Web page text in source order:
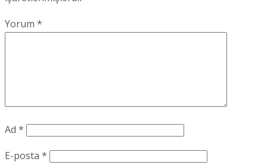
Yorum *
Ad *
E-posta *